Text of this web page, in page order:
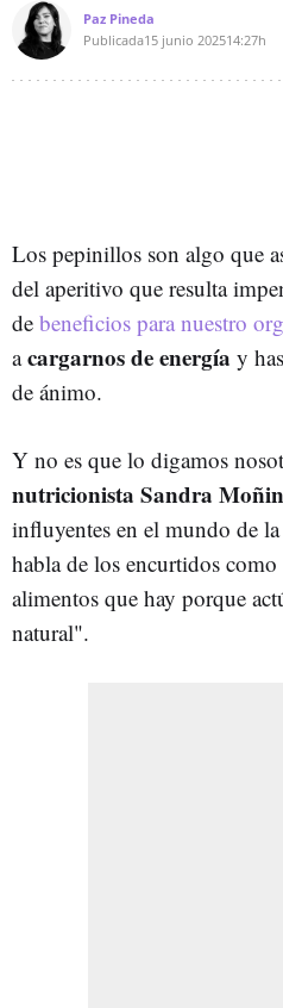
Paz Pineda
Publicada15 junio 202514:27h
Los pepinillos son algo que
del aperitivo que resulta
de beneficios para nuestro
acargarnos de energía y
de ánimo.
Y no es que lo digamos
nutricionista Sandra
influyentes en el mundo de
habla de los encurtidos
alimentos que hay porque
natural".